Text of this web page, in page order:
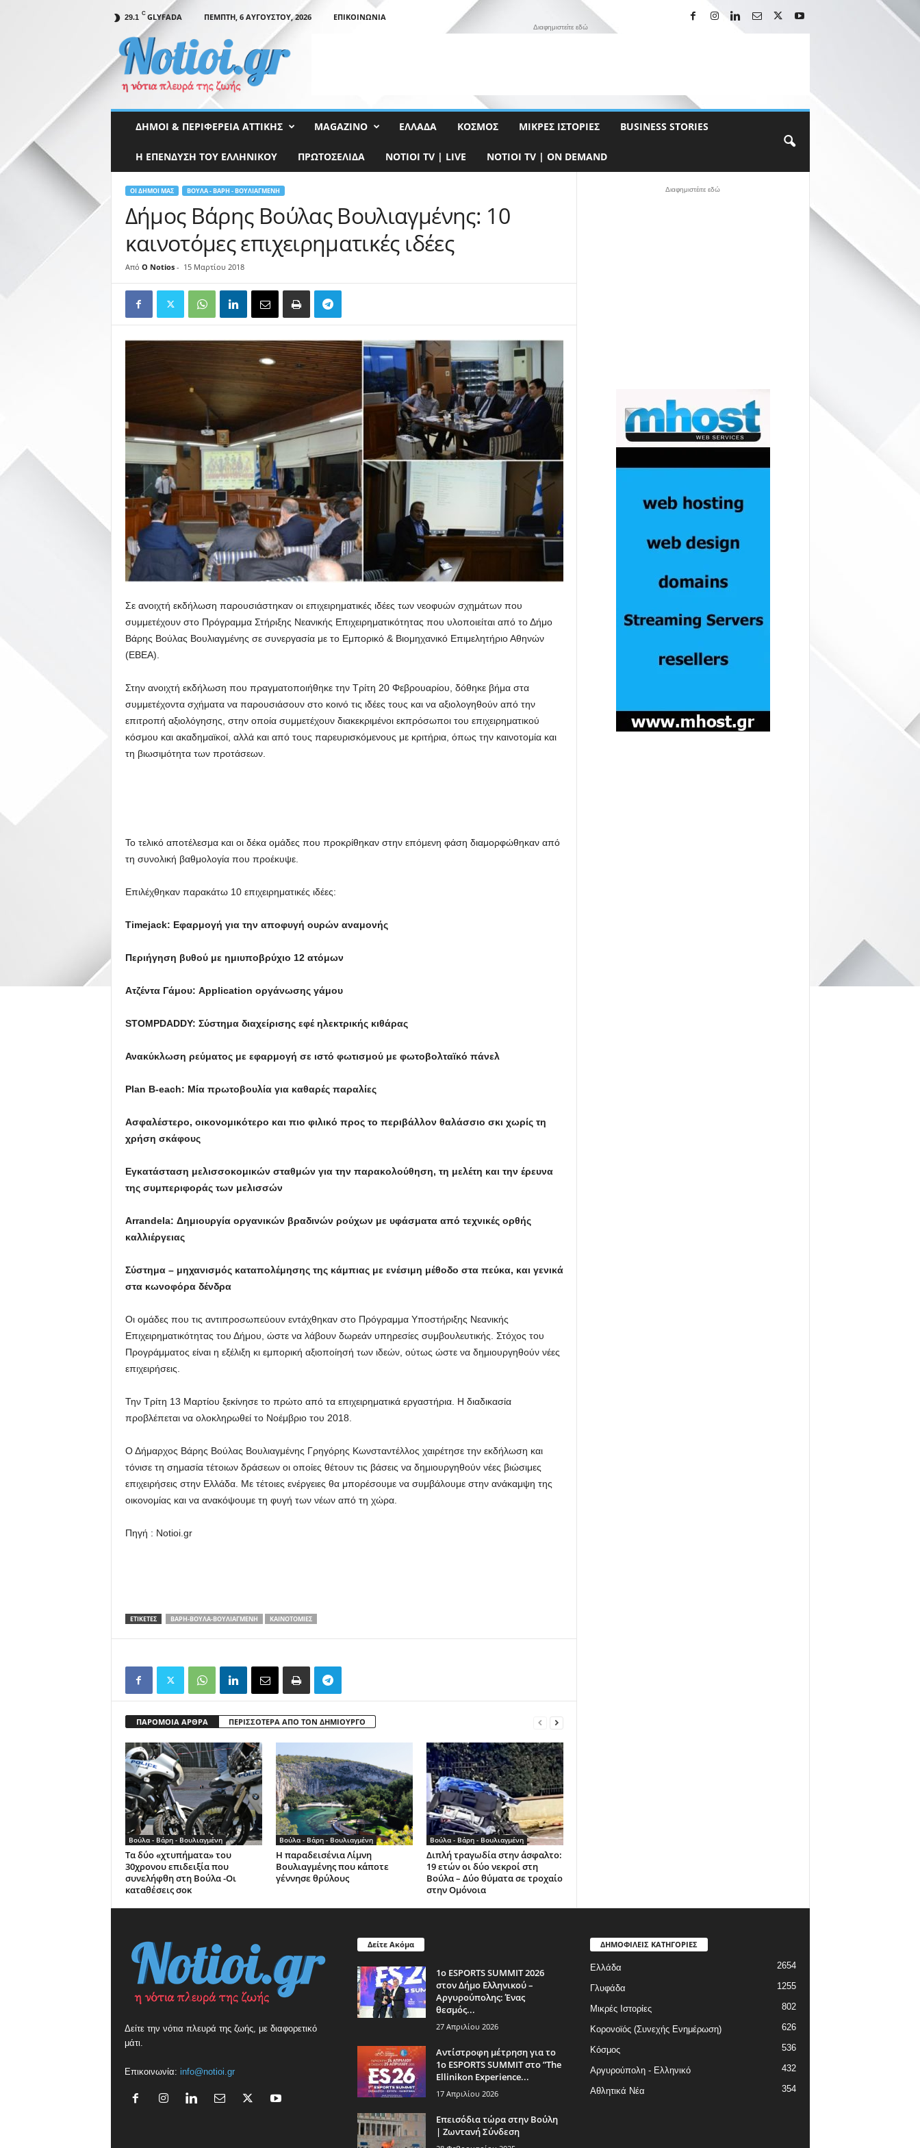
29.1 C GLYFADA ΠΈΜΠΤΗ, 6 ΑΥΓΟΎΣΤΟΥ, 2026
ΕΠΙΚΟΙΝΩΝΊΑ
t
Διαφημιστείτε εδώ
ΔΉΜΟΙ & ΠΕΡΙΦΈΡΕΙΑ ΑΤΤΙΚΉΣ MAGAZINO ΕΛΛΆΔΑ ΚΌΣΜΟΣ ΜΙΚΡΈΣ ΙΣΤΟΡΊΕΣ BUSINESS STORIES
Η ΕΠΕΝΔΥΣΗ ΤΟΥ ΕΛΛΗΝΙΚΟΥ ΠΡΩΤΟΣΈΛΙΔΑ NOTIOI TV | LIVE NOTIOI TV | ON DEMAND
ΟΙ ΔΉΜΟΙ ΜΑΣ ΒΟΎΛΑ - ΒΆΡΗ - ΒΟΥΛΙΑΓΜΈΝΗ
Δήμος Βάρης Βούλας Βουλιαγμένης: 10
καινοτόμες επιχειρηματικές ιδέες
Από O Notios- 15 Μαρτίου 2018
Σε ανοιχτή εκδήλωση παρουσιάστηκαν οι επιχειρηματικές ιδέες των νεοφυών σχημάτων που
συμμετέχουν στο Πρόγραμμα Στήριξης Νεανικής Επιχειρηματικότητας που υλοποιείται από το Δήμο
Βάρης Βούλας Βουλιαγμένης σε συνεργασία με το Εμπορικό & Βιομηχανικό Επιμελητήριο Αθηνών
(ΕΒΕΑ).
Στην ανοιχτή εκδήλωση που πραγματοποιήθηκε την Τρίτη 20 Φεβρουαρίου, δόθηκε βήμα στα
συμμετέχοντα σχήματα να παρουσιάσουν στο κοινό τις ιδέες τους και να αξιολογηθούν από την
επιτροπή αξιολόγησης, στην οποία συμμετέχουν διακεκριμένοι εκπρόσωποι του επιχειρηματικού
κόσμου και ακαδημαϊκοί, αλλά και από τους παρευρισκόμενους με κριτήρια, όπως την καινοτομία και
τη βιωσιμότητα των προτάσεων.
Το τελικό αποτέλεσμα και οι δέκα ομάδες που προκρίθηκαν στην επόμενη φάση διαμορφώθηκαν από
τη συνολική βαθμολογία που προέκυψε.
Επιλέχθηκαν παρακάτω 10 επιχειρηματικές ιδέες:
Timejack: Εφαρμογή για την αποφυγή ουρών αναμονής
Περιήγηση βυθού με ημιυποβρύχιο 12 ατόμων
Ατζέντα Γάμου: Application οργάνωσης γάμου
STOMPDADDY: Σύστημα διαχείρισης εφέ ηλεκτρικής κιθάρας
Ανακύκλωση ρεύματος με εφαρμογή σε ιστό φωτισμού με φωτοβολταϊκό πάνελ
Plan B-each: Μία πρωτοβουλία για καθαρές παραλίες
Ασφαλέστερο, οικονομικότερο και πιο φιλικό προς το περιβάλλον θαλάσσιο σκι χωρίς τη
χρήση σκάφους
Εγκατάσταση μελισσοκομικών σταθμών για την παρακολούθηση, τη μελέτη και την έρευνα
της συμπεριφοράς των μελισσών
Arrandela: Δημιουργία οργανικών βραδινών ρούχων με υφάσματα από τεχνικές ορθής
καλλιέργειας
Σύστημα – μηχανισμός καταπολέμησης της κάμπιας με ενέσιμη μέθοδο στα πεύκα, και γενικά
στα κωνοφόρα δένδρα
Οι ομάδες που τις αντιπροσωπεύουν εντάχθηκαν στο Πρόγραμμα Υποστήριξης Νεανικής
Επιχειρηματικότητας του Δήμου, ώστε να λάβουν δωρεάν υπηρεσίες συμβουλευτικής. Στόχος του
Προγράμματος είναι η εξέλιξη κι εμπορική αξιοποίησή των ιδεών, ούτως ώστε να δημιουργηθούν νέες
επιχειρήσεις.
Την Τρίτη 13 Μαρτίου ξεκίνησε το πρώτο από τα επιχειρηματικά εργαστήρια. Η διαδικασία
προβλέπεται να ολοκληρωθεί το Νοέμβριο του 2018.
Ο Δήμαρχος Βάρης Βούλας Βουλιαγμένης Γρηγόρης Κωνσταντέλλος χαιρέτησε την εκδήλωση και
τόνισε τη σημασία τέτοιων δράσεων οι οποίες θέτουν τις βάσεις να δημιουργηθούν νέες βιώσιμες
επιχειρήσεις στην Ελλάδα. Με τέτοιες ενέργειες θα μπορέσουμε να συμβάλουμε στην ανάκαμψη της
οικονομίας και να ανακόψουμε τη φυγή των νέων από τη χώρα.
Πηγή : Notioi.gr
ΕΤΙΚΕΤΕΣ ΒΆΡΗ-ΒΟΎΛΑ-ΒΟΥΛΙΑΓΜΈΝΗ ΚΑΙΝΟΤΟΜΊΕΣ
ΠΑΡΟΜΟΙΑ ΑΡΘΡΑ ΠΕΡΙΣΣΟΤΕΡΑ ΑΠΟ ΤΟΝ ΔΗΜΙΟΥΡΓΟ
Βούλα - Βάρη - Βουλιαγμένη
Τα δύο «χτυπήματα» του
30χρονου επιδειξία που
συνελήφθη στη Βούλα -Οι
καταθέσεις σοκ
Βούλα - Βάρη - Βουλιαγμένη
Η παραδεισένια Λίμνη
Βουλιαγμένης που κάποτε
γέννησε θρύλους
Βούλα - Βάρη - Βουλιαγμένη
Διπλή τραγωδία στην άσφαλτο:
19 ετών οι δύο νεκροί στη
Βούλα – Δύο θύματα σε τροχαίο
στην Ομόνοια
Διαφημιστέιτε εδώ
Δείτε την νότια πλευρά της ζωής, με διαφορετικό
μάτι.
Επικοινωνία: info@notioi.gr
Δείτε Ακόμα
1ο ESPORTS SUMMIT 2026
στον Δήμο Ελληνικού –
Αργυρούπολης: Ένας
θεσμός...
27 Απριλίου 2026
Αντίστροφη μέτρηση για το
1ο ESPORTS SUMMIT στο ”The
Ellinikon Experience...
17 Απριλίου 2026
Επεισόδια τώρα στην Βούλη
| Ζωντανή Σύνδεση
ΔΗΜΟΦΙΛΕΙΣ ΚΑΤΗΓΟΡΙΕΣ
Ελλάδα 2654
Γλυφάδα 1255
Μικρές Ιστορίες 802
Κορονοϊός (Συνεχής Ενημέρωση) 626
Κόσμος 536
Αργυρούπολη - Ελληνικό 432
Αθλητικά Νέα 354